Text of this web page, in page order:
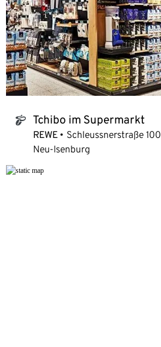
tchibo_logo Tchibo im Supermarkt
REWE Schleussnerstraße 100
Neu-Isenburg